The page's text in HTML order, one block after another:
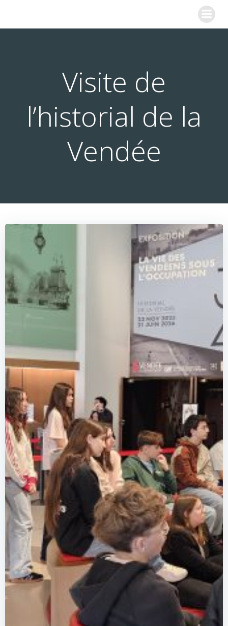
contenu
Visite de
l’historial de la
Vendée